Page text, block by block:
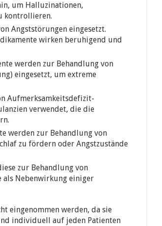
um Halluzinationen,
kontrollieren.
Angststörungen eingesetzt.
wirken beruhigend und
werden zur Behandlung von
eingesetzt, um extreme
Aufmerksamkeitsdefizit-
verwendet, die die
werden zur Behandlung von
zu fördern oder Angstzustände
zur Behandlung von
als Nebenwirkung einiger
eingenommen werden, da sie
individuell auf jeden Patienten